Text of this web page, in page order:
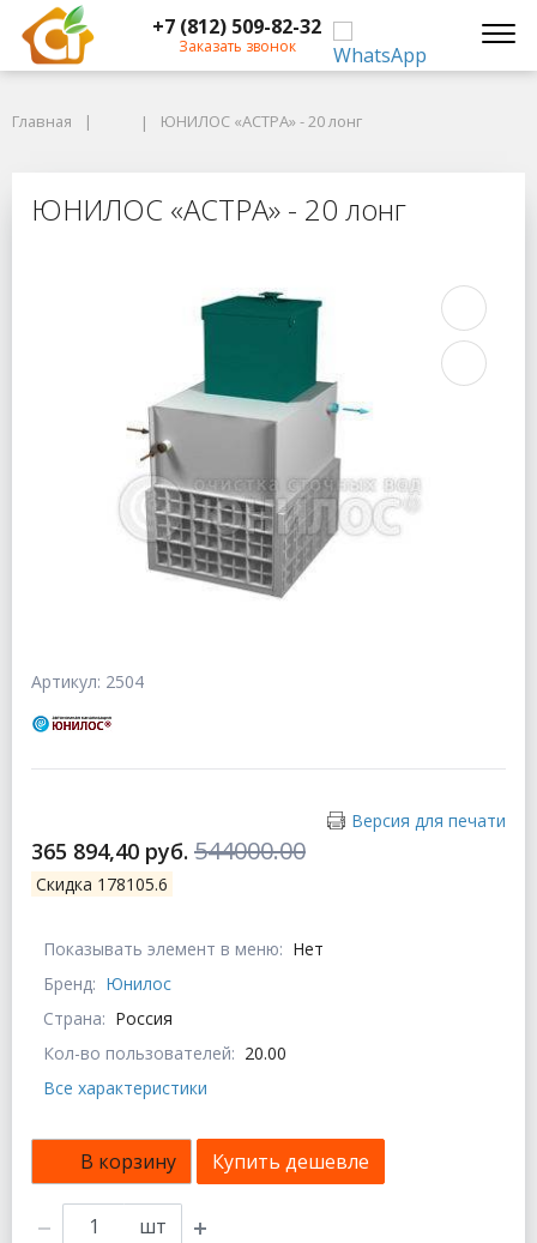
+7 (812) 509-82-32
Заказать звонок
ЮНИЛОС «АСТРА» - 20 лонг
Главная ЮНИЛОС «АСТРА» - 20 лонг
ЮНИЛОС «АСТРА» - 20 лонг
Артикул: 2504
Версия для печати
365 894,40 руб. 544000.00
Скидка 178105.6
Показывать элемент в меню: Нет
Бренд: Юнилос
Страна: Россия
Кол-во пользователей: 20.00
Все характеристики
В корзину Купить дешевле
шт